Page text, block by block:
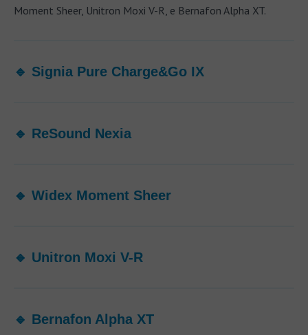
Moment Sheer, Unitron Moxi V-R, e Bernafon Alpha XT.
🔹 Signia Pure Charge&Go IX
🔹 ReSound Nexia
🔹 Widex Moment Sheer
🔹 Unitron Moxi V-R
🔹 Bernafon Alpha XT